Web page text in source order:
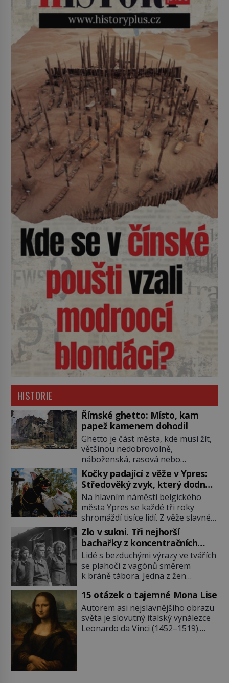
HISTORIE
Římské ghetto: Místo, kam
papež kamenem dohodil
Ghetto je část města, kde musí žít,
většinou nedobrovolně,
náboženská, rasová nebo
národnostní menšina obyvatel.
Bohaté historické zkušenosti mají s
takovým životem Židé. Už od
středověku jsou totiž v každou
chvíli nuceni v nějakém žít. Mezi ty
nejslavnější patří i římské ghetto
založené v roce 1555. Pokud jde o
vztah k Židům, nemá se Řím čím
chlubit. […]
Kočky padající z věže v Ypres:
Středověký zvyk, který dodnes
budí rozpaky
Na hlavním náměstí belgického
města Ypres se každé tři roky
shromáždí tisíce lidí. Z věže slavné
tržnice létají do davu kočky, diváci
jásají a snaží se je chytit. Naštěstí
už nejde o živá zvířata, ale jenom o
plyšové suvenýry. Kdysi to ale bylo
jinak. Tato veselá podívaná
připomíná jeden z nejpodivnějších
a zároveň nejkrutějších zvyků […]
Zlo v sukni. Tři nejhorší
bachařky z koncentračních
táborů
Lidé s bezduchými výrazy ve tvářích
se plahočí z vagónů směrem
k bráně tábora. Jedna z žen
jejich oči se setkají. Místo soucitu
však přichází gesto, které
nebožačku posílá rovnou do
plynové komory. Jména jako Rudolf
15 otázek o tajemné Mona Lise
Autorem asi nejslavnějšího obrazu
světa je slovutný italský vynálezce
Leonardo da Vinci (1452–1519).